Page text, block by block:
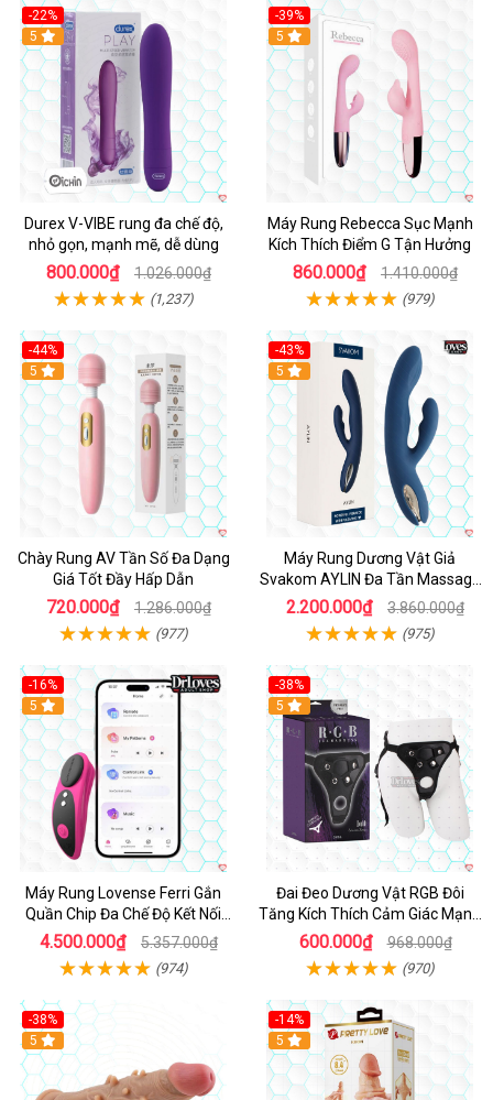
-22%
Hot
5
Durex V-VIBE rung đa chế độ,
nhỏ gọn, mạnh mẽ, dễ dùng
800.000₫ 1.026.000₫
(1,237)
-39%
Hot
5
Máy Rung Rebecca Sục Mạnh
Kích Thích Điểm G Tận Hưởng
860.000₫ 1.410.000₫
(979)
-44%
Hot
5
Chày Rung AV Tần Số Đa Dạng
Giá Tốt Đầy Hấp Dẫn
720.000₫ 1.286.000₫
(977)
-43%
Hot
5
Máy Rung Dương Vật Giả
Svakom AYLIN Đa Tần Massage
Sướng
2.200.000₫ 3.860.000₫
(975)
-16%
Hot
5
Máy Rung Lovense Ferri Gắn
Quần Chip Đa Chế Độ Kết Nối
App
4.500.000₫ 5.357.000₫
(974)
-38%
Hot
5
Đai Đeo Dương Vật RGB Đôi
Tăng Kích Thích Cảm Giác Mạnh
Mẽ
600.000₫ 968.000₫
(970)
-38%
5
-14%
5